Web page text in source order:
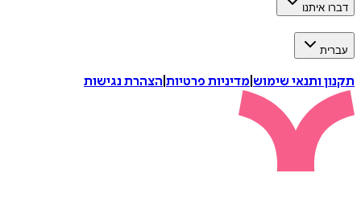
דברו איתנו
עברית
תקנון ותנאי שימוש מדיניות פרטיות הצהרת נגישות